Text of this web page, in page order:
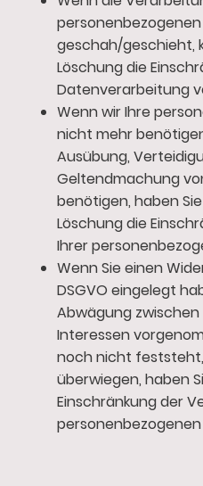
geschah/geschieht,
Löschung die
Datenverarbeitung
Wenn wir Ihre
nicht mehr
Ausübung,
Geltendmachung
benötigen, haben
Löschung die
Ihrer
Wenn Sie einen
DSGVO eingelegt
Abwägung
Interessen
noch nicht
überwiegen, haben
Einschränkung der